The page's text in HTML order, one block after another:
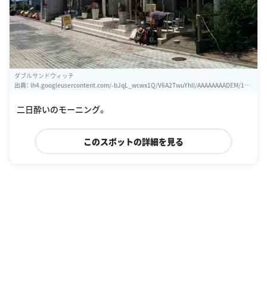
ダブルサンドウィッチ
出典： lh4.googleusercontent.com/-bJqL_wcwx1Q/V6A2TwuYhlI/AAAAAAAADEM/1W
二日酔いのモーニング。
このスポットの詳細を見る